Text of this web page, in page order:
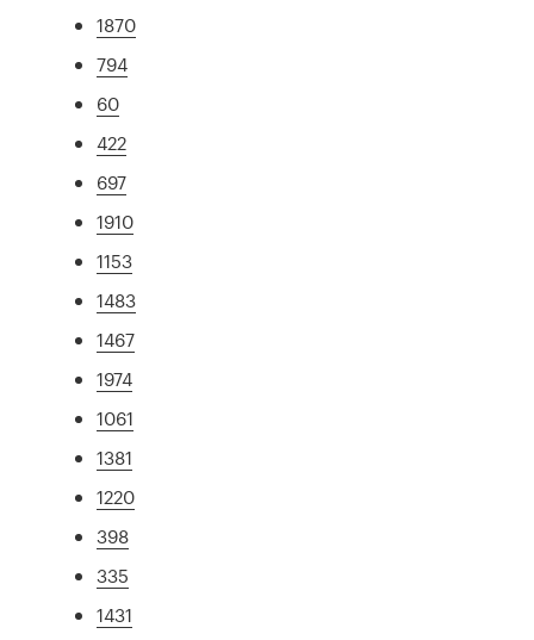
1870
794
60
422
697
1910
1153
1483
1467
1974
1061
1381
1220
398
335
1431